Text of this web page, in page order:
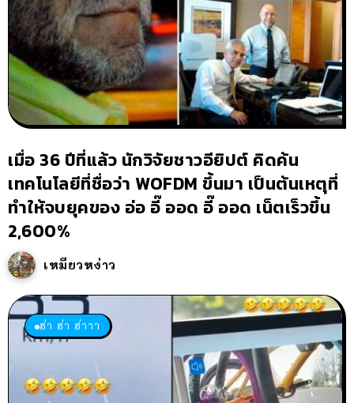
เมื่อ 36 ปีที่แล้ว นักวิจัยชาวอียิปต์ คิดค้น
เทคโนโลยีที่ชื่อว่า WOFDM ขึ้นมา เป็นต้นเหตุที่
ทำให้จบยุคของ อ่อ อี๊ ออด อี๊ ออด เน็ตเร็วขึ้น
2,600%
เหมียวหง่าว
ฮ่า ฮ่า ฮ่าาา